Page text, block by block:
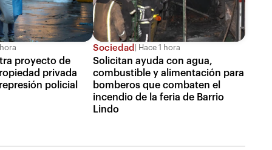
proyecto de
privada
policial
Sociedad Hace 1 hora
Solicitan ayuda con agua,
combustible y alimentación para
bomberos que combaten el
incendio de la feria de Barrio
Lindo